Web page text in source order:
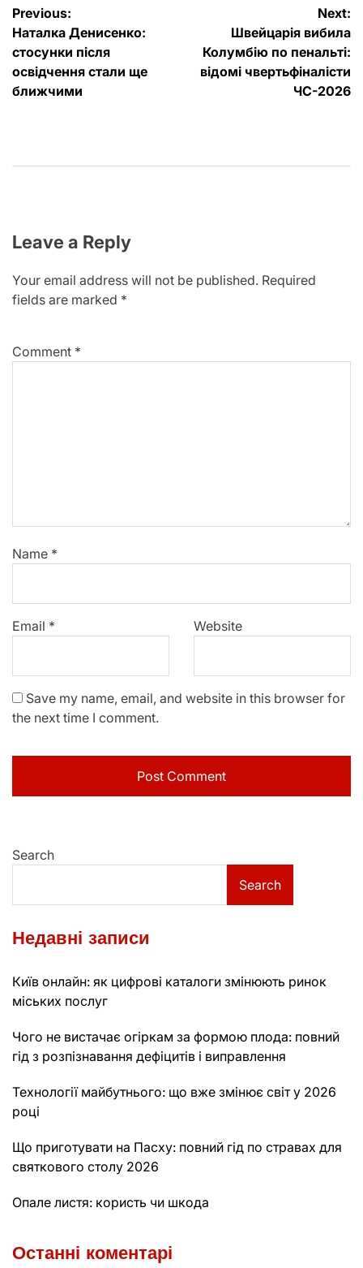
Post
navigation
Previous:
Наталка Денисенко:
стосунки після
освідчення стали ще
ближчими
Next:
Швейцарія вибила
Колумбію по пенальті:
відомі чвертьфіналісти
ЧС-2026
Leave a Reply
Your email address will not be published. Required
fields are marked *
Comment *
Name *
Email * Website
Save my name, email, and website in this browser for
the next time I comment.
Search
Search
Недавні записи
Київ онлайн: як цифрові каталоги змінюють ринок
міських послуг
Чого не вистачає огіркам за формою плода: повний
гід з розпізнавання дефіцитів і виправлення
Технології майбутнього: що вже змінює світ у 2026
році
Що приготувати на Пасху: повний гід по стравах для
святкового столу 2026
Опале листя: користь чи шкода
Останні коментарі